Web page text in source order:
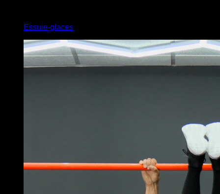
Essuie-glaces